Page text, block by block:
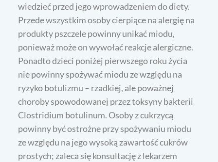
wiedzieć przed jego wprowadzeniem do diety.
Przede wszystkim osoby cierpiące na alergię na
produkty pszczele powinny unikać miodu,
ponieważ może on wywołać reakcje alergiczne.
Ponadto dzieci poniżej pierwszego roku życia
nie powinny spożywać miodu ze względu na
ryzyko botulizmu – rzadkiej, ale poważnej
choroby spowodowanej przez toksyny bakterii
Clostridium botulinum. Osoby z cukrzycą
powinny być ostrożne przy spożywaniu miodu
ze względu na jego wysoką zawartość cukrów
prostych; zaleca się konsultację z lekarzem